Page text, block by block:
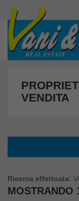
VENDITA
Ricerca effettuata:
MOSTRANDO